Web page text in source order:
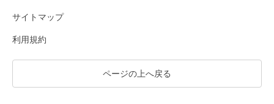
サイトマップ
利用規約
ページの上へ戻る